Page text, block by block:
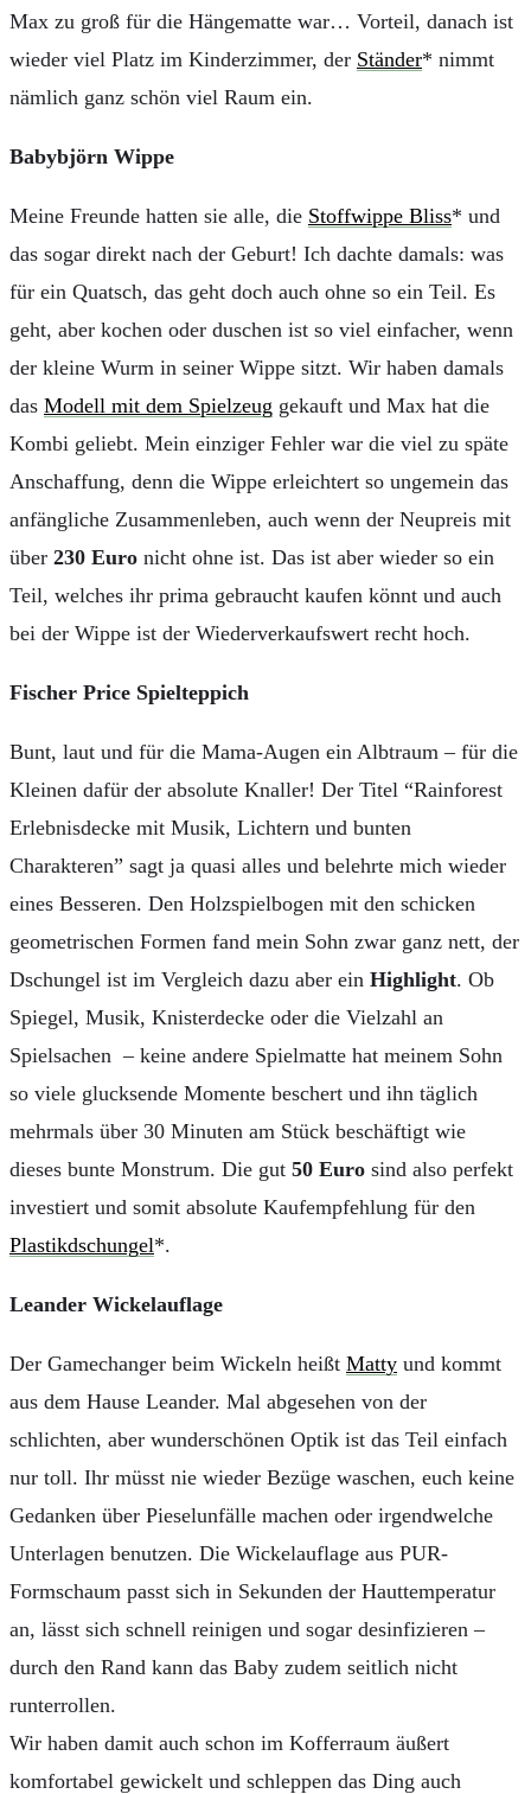
Max zu groß für die Hängematte war… Vorteil, danach ist
wieder viel Platz im Kinderzimmer, der Ständer* nimmt
nämlich ganz schön viel Raum ein.
Babybjörn Wippe
Meine Freunde hatten sie alle, die Stoffwippe Bliss* und
das sogar direkt nach der Geburt! Ich dachte damals: was
für ein Quatsch, das geht doch auch ohne so ein Teil. Es
geht, aber kochen oder duschen ist so viel einfacher, wenn
der kleine Wurm in seiner Wippe sitzt. Wir haben damals
das Modell mit dem Spielzeug gekauft und Max hat die
Kombi geliebt. Mein einziger Fehler war die viel zu späte
Anschaffung, denn die Wippe erleichtert so ungemein das
anfängliche Zusammenleben, auch wenn der Neupreis mit
über 230 Euro nicht ohne ist. Das ist aber wieder so ein
Teil, welches ihr prima gebraucht kaufen könnt und auch
bei der Wippe ist der Wiederverkaufswert recht hoch.
Fischer Price Spielteppich
Bunt, laut und für die Mama-Augen ein Albtraum – für die
Kleinen dafür der absolute Knaller! Der Titel “Rainforest
Erlebnisdecke mit Musik, Lichtern und bunten
Charakteren” sagt ja quasi alles und belehrte mich wieder
eines Besseren. Den Holzspielbogen mit den schicken
geometrischen Formen fand mein Sohn zwar ganz nett, der
Dschungel ist im Vergleich dazu aber ein Highlight. Ob
Spiegel, Musik, Knisterdecke oder die Vielzahl an
Spielsachen – keine andere Spielmatte hat meinem Sohn
so viele glucksende Momente beschert und ihn täglich
mehrmals über 30 Minuten am Stück beschäftigt wie
dieses bunte Monstrum. Die gut 50 Euro sind also perfekt
investiert und somit absolute Kaufempfehlung für den
Plastikdschungel*.
Leander Wickelauflage
Der Gamechanger beim Wickeln heißt Matty und kommt
aus dem Hause Leander. Mal abgesehen von der
schlichten, aber wunderschönen Optik ist das Teil einfach
nur toll. Ihr müsst nie wieder Bezüge waschen, euch keine
Gedanken über Pieselunfälle machen oder irgendwelche
Unterlagen benutzen. Die Wickelauflage aus PUR-
Formschaum passt sich in Sekunden der Hauttemperatur
an, lässt sich schnell reinigen und sogar desinfizieren –
durch den Rand kann das Baby zudem seitlich nicht
runterrollen.
Wir haben damit auch schon im Kofferraum äußert
komfortabel gewickelt und schleppen das Ding auch